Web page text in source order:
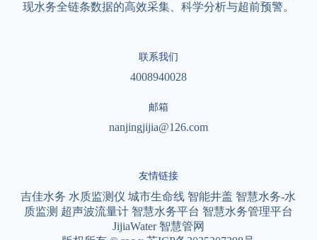
现水务全链条数据的高效采集、科学分析与超前预警。
联系我们
4008940028
邮箱
nanjingjijia@126.com
友情链接
吉佳水务 水质监测仪 城市生命线 智能井盖 智慧水务-水
质监测 超声波流量计 智慧水务平台 智慧水务管理平台
JijiaWater 智慧管网